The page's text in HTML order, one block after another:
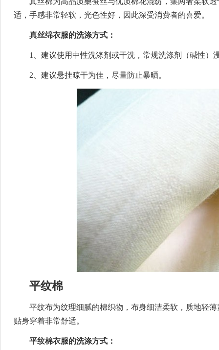
适，手感非常轻软，光色性好，因此深受消费者的喜爱。
真丝绵衣服的洗涤方式：
1、建议使用中性洗涤剂或干洗，常规洗涤剂（碱性）
2、建议悬挂晾干为佳，尽量防止暴晒。
平纹棉
平纹布为纹理细腻的棉织物，布身细洁柔软，质地轻
贴身穿着非常舒适。
平纹棉衣服的洗涤方式：